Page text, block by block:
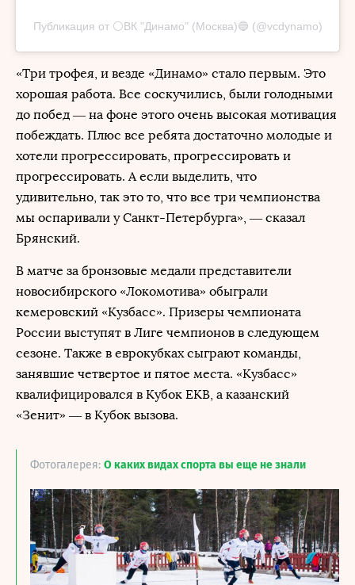
Публикация от ⚪️ВК "Динамо" (Москва)🔵 (@vcdynamo)
«Три трофея, и везде «Динамо» стало первым. Это
хорошая работа. Все соскучились, были голодными
до побед — на фоне этого очень высокая мотивация
побеждать. Плюс все ребята достаточно молодые и
хотели прогрессировать, прогрессировать и
прогрессировать. А если выделить, что
удивительно, так это то, что все три чемпионства
мы оспаривали у Санкт-Петербурга», — сказал
Брянский.
В матче за бронзовые медали представители
новосибирского «Локомотива» обыграли
кемеровский «Кузбасс». Призеры чемпионата
России выступят в Лиге чемпионов в следующем
сезоне. Также в еврокубках сыграют команды,
занявшие четвертое и пятое места. «Кузбасс»
квалифицировался в Кубок ЕКВ, а казанский
«Зенит» — в Кубок вызова.
Фотогалерея: О каких видах спорта вы еще не знали